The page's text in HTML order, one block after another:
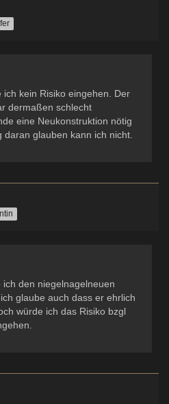
kein Risiko eingehen. Der
dermaßen schlecht
eine Neukonstruktion nötig
daran glauben kann ich nicht.
den niegelnagelneuen
glaube auch dass er ehrlich
würde ich das Risiko bzgl